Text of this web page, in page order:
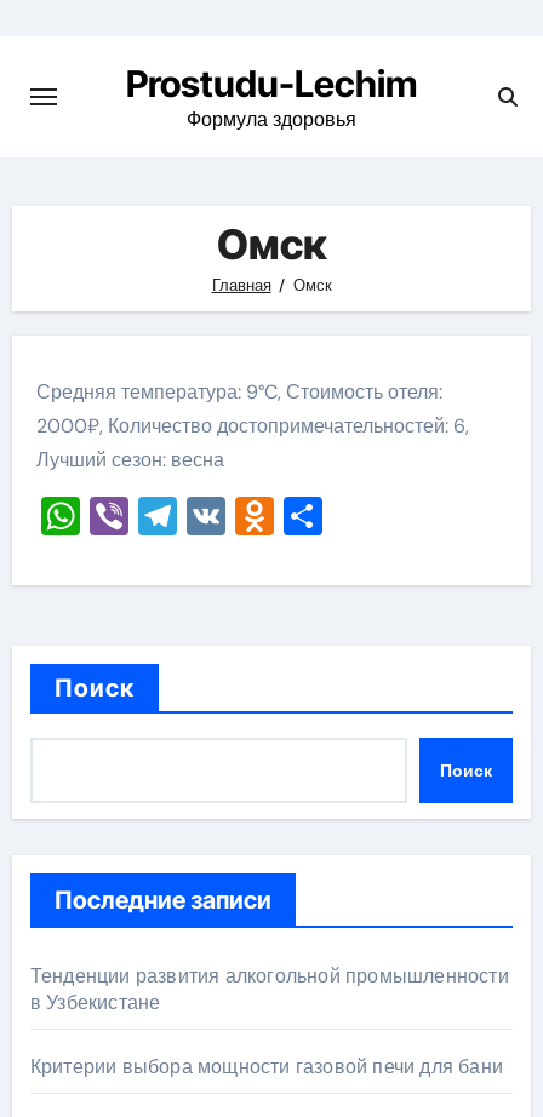
содержимому
Prostudu-Lechim
Формула здоровья
Омск
Главная Омск
Средняя температура: 9°C, Стоимость отеля:
2000₽, Количество достопримечательностей: 6,
Лучший сезон: весна
WhatsApp
ViberTelegram
VKOdnoklassniki
Отправить
Поиск
Поиск
Последние записи
Тенденции развития алкогольной промышленности
в Узбекистане
Критерии выбора мощности газовой печи для бани